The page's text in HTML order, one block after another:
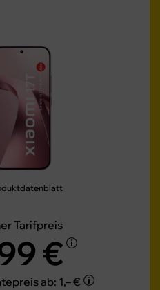
Tarifpreis
€
ab: 1,– €